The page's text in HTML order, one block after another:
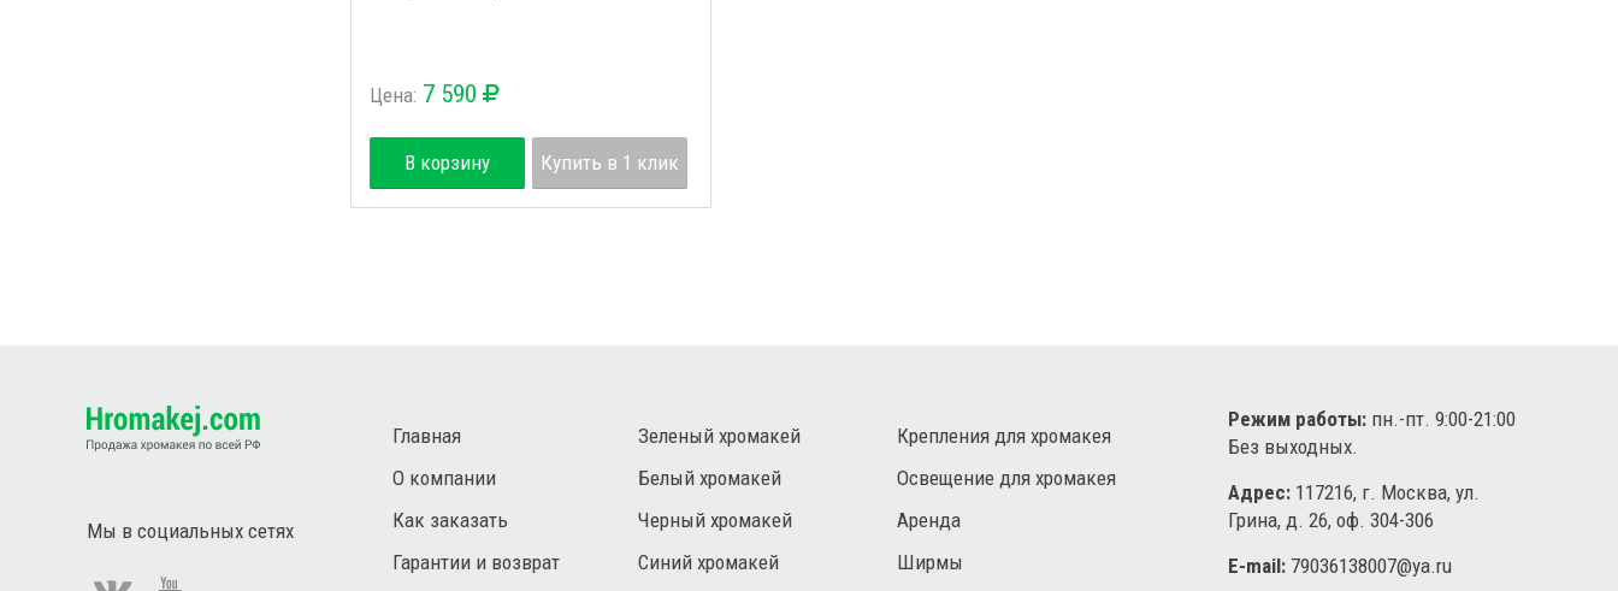
Цена: 7 590
В корзину Купить в 1 клик
Мы в социальных сетях
Главная
О компании
Как заказать
Гарантии и возврат
Зеленый хромакей
Белый хромакей
Черный хромакей
Синий хромакей
Крепления для хромакея
Освещение для хромакея
Аренда
Ширмы
Режим работы: пн.-пт. 9:00-21:00
Без выходных.
Адрес: 117216, г. Москва, ул.
Грина, д. 26, оф. 304-306
E-mail: 79036138007@ya.ru